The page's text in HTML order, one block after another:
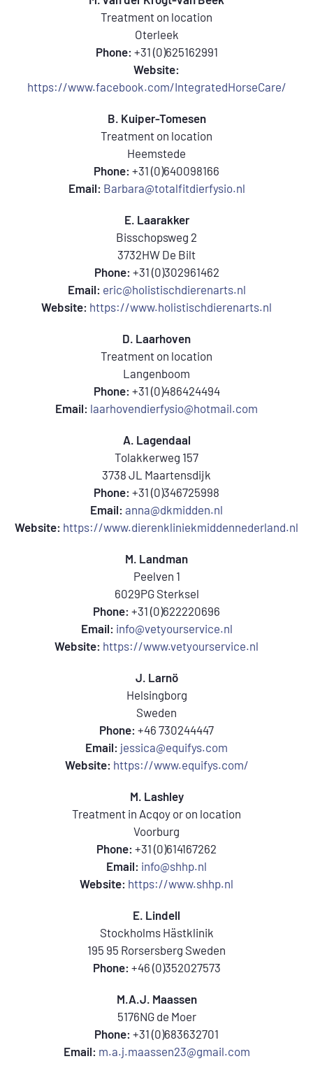
Treatment on location
Oterleek
Phone: +31 (0)625162991
Website:
https://www.facebook.com/IntegratedHorseCare/
B. Kuiper-Tomesen
Treatment on location
Heemstede
Phone: +31 (0)640098166
Email: Barbara@totalfitdierfysio.nl
E. Laarakker
Bisschopsweg 2
3732HW De Bilt
Phone: +31 (0)302961462
Email: eric@holistischdierenarts.nl
Website: https://www.holistischdierenarts.nl
D. Laarhoven
Treatment on location
Langenboom
Phone: +31 (0)486424494
Email: laarhovendierfysio@hotmail.com
A. Lagendaal
Tolakkerweg 157
3738 JL Maartensdijk
Phone: +31 (0)346725998
Email: anna@dkmidden.nl
Website: https://www.dierenkliniekmiddennederland.nl
M. Landman
Peelven 1
6029PG Sterksel
Phone: +31 (0)622220696
Email: info@vetyourservice.nl
Website: https://www.vetyourservice.nl
J. Larnö
Helsingborg
Sweden
Phone: +46 730244447
Email: jessica@equifys.com
Website: https://www.equifys.com/
M. Lashley
Treatment in Acqoy or on location
Voorburg
Phone: +31 (0)614167262
Email: info@shhp.nl
Website: https://www.shhp.nl
E. Lindell
Stockholms Hästklinik
195 95 Rorsersberg Sweden
Phone: +46 (0)352027573
M.A.J. Maassen
5176NG de Moer
Phone: +31 (0)683632701
Email: m.a.j.maassen23@gmail.com